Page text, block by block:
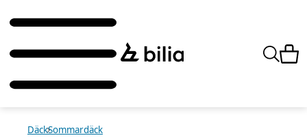
DäckSommardäck